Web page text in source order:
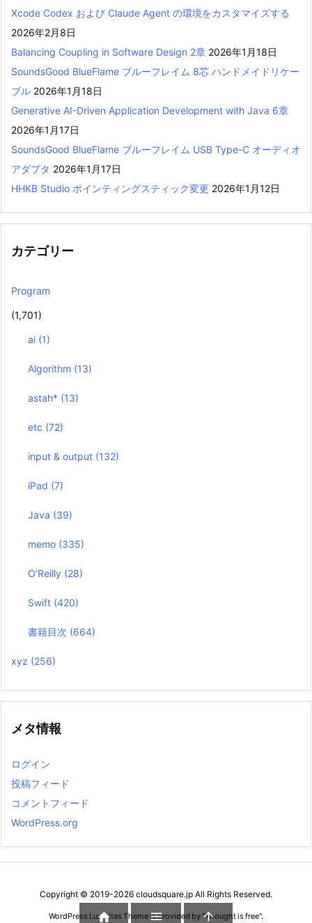
Xcode Codex および Claude Agent の環境をカスタマイズする
2026年2月8日
Balancing Coupling in Software Design 2章 2026年1月18日
SoundsGood BlueFlame ブルーフレイム 8芯 ハンドメイドリケー
ブル 2026年1月18日
Generative AI-Driven Application Development with Java 6章
2026年1月17日
SoundsGood BlueFlame ブルーフレイム USB Type-C オーディオ
アダプタ 2026年1月17日
HHKB Studio ポインティングスティック変更 2026年1月12日
カテゴリー
Program
(1,701)
ai (1)
Algorithm (13)
astah* (13)
etc (72)
input & output (132)
iPad (7)
Java (39)
memo (335)
O’Reilly (28)
Swift (420)
書籍目次 (664)
xyz (256)
メタ情報
ログイン
投稿フィード
コメントフィード
WordPress.org
Copyright © 2019-2026 cloudsquare.jp All Rights Reserved.
WordPress Luxeritas Theme is provided by "Thought is free".
  